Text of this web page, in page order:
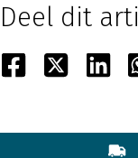
Deel dit